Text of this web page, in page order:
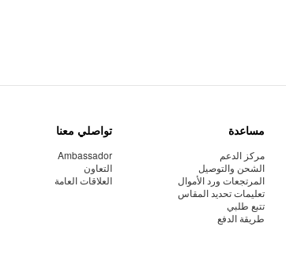
مساعدة
مركز الدعم
الشحن والتوصيل
المرتجعات ورد الأموال
تعليمات تحديد المقاس
تتبع طلبي
طريقة الدفع
تواصلي معنا
Ambassador
التعاون
العلاقات العامة